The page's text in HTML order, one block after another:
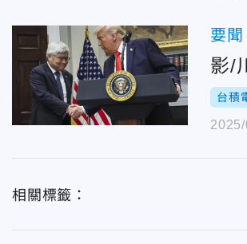
要聞
影/
台積
相關標籤：